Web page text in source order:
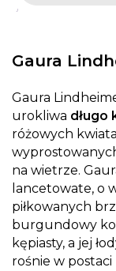
Gaura
Gaura
urokliwa długo
różowych
na wietrze.
lancetowate, o
piłkowanych
burgundowy
kępiasty, a jej
rośnie w